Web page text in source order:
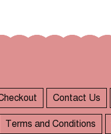
Contact Us
Terms and Conditions